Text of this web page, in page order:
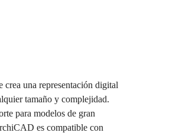
una representación digital
tamaño y complejidad.
para modelos de gran
es compatible con